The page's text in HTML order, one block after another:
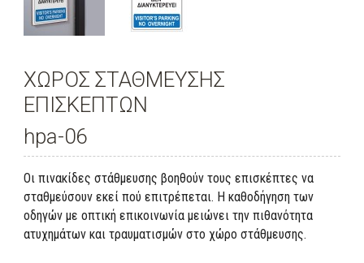
ΧΩΡΟΣ ΣΤΑΘΜΕΥΣΗΣ
ΕΠΙΣΚΕΠΤΩΝ
hpa-06
Οι πινακίδες στάθμευσης βοηθούν τους επισκέπτες να
σταθμεύσουν εκεί πού επιτρέπεται. Η καθοδήγηση των
οδηγών με οπτική επικοινωνία μειώνει την πιθανότητα
ατυχημάτων και τραυματισμών στο χώρο στάθμευσης.